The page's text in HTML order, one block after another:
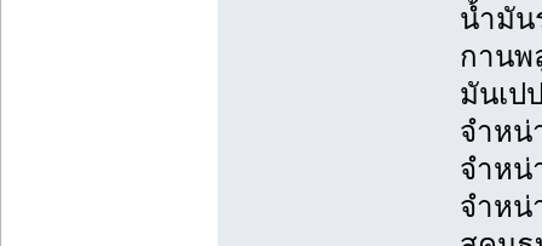
น้ำมัน
กานพ
มันเป
จำหน่
จำหน่
จำหน่